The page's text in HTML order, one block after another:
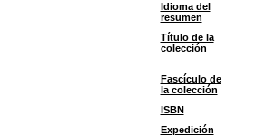
Idioma del
resumen
Título de la
colección
Fascículo de
la colección
ISBN
Expedición